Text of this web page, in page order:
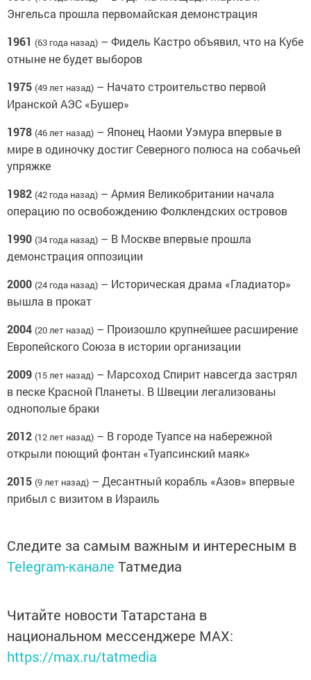
Энгельса прошла первомайская демонстрация
1961 (63 года назад) – Фидель Кастро объявил, что на Кубе
отныне не будет выборов
1975 (49 лет назад) – Начато строительство первой
Иранской АЭС «Бушер»
1978 (46 лет назад) – Японец Наоми Уэмура впервые в
мире в одиночку достиг Северного полюса на собачьей
упряжке
1982 (42 года назад) – Армия Великобритании начала
операцию по освобождению Фолклендских островов
1990 (34 года назад) – В Москве впервые прошла
демонстрация оппозиции
2000 (24 года назад) – Историческая драма «Гладиатор»
вышла в прокат
2004 (20 лет назад) – Произошло крупнейшее расширение
Европейского Союза в истории организации
2009 (15 лет назад) – Марсоход Спирит навсегда застрял
в песке Красной Планеты. В Швеции легализованы
однополые браки
2012 (12 лет назад) – В городе Туапсе на набережной
открыли поющий фонтан «Туапсинский маяк»
2015 (9 лет назад) – Десантный корабль «Азов» впервые
прибыл с визитом в Израиль
Следите за самым важным и интересным в
Telegram-канале Татмедиа
Читайте новости Татарстана в
национальном мессенджере MАХ:
https://max.ru/tatmedia